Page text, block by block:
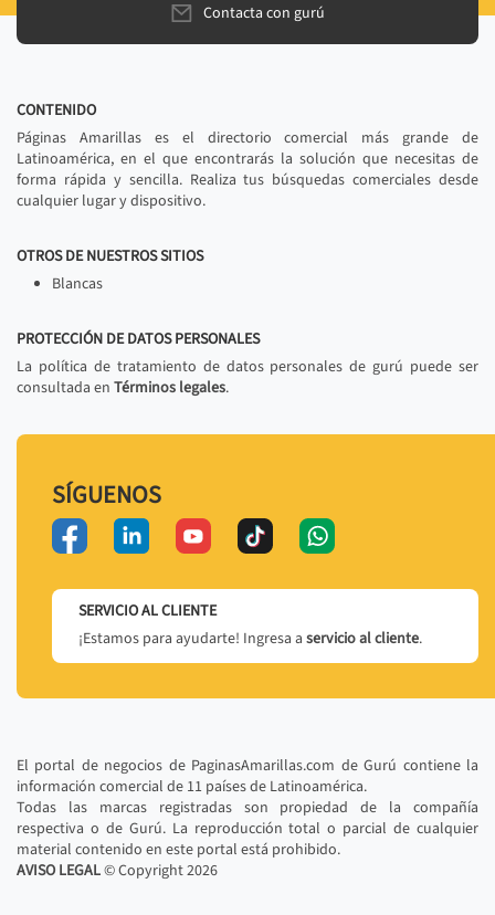
Contacta con gurú
CONTENIDO
Páginas Amarillas es el directorio comercial más grande de
Latinoamérica, en el que encontrarás la solución que necesitas de
forma rápida y sencilla. Realiza tus búsquedas comerciales desde
cualquier lugar y dispositivo.
OTROS DE NUESTROS SITIOS
Blancas
PROTECCIÓN DE DATOS PERSONALES
La política de tratamiento de datos personales de gurú puede ser
consultada en Términos legales.
SÍGUENOS
SERVICIO AL CLIENTE
¡Estamos para ayudarte! Ingresa a servicio al cliente.
El portal de negocios de PaginasAmarillas.com de Gurú contiene la
información comercial de 11 países de Latinoamérica.
Todas las marcas registradas son propiedad de la compañía
respectiva o de Gurú. La reproducción total o parcial de cualquier
material contenido en este portal está prohibido.
AVISO LEGAL© Copyright2026